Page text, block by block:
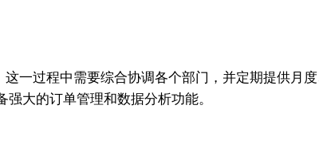
一过程中需要综合协调各个部门，并定期提供月
大的订单管理和数据分析功能。